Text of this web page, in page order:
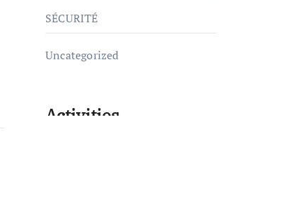
SÉCURITÉ
Uncategorized
Activities